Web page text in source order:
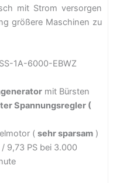
mit Strom versorgen
größere Maschinen zu
1A-6000-EBWZ
mit Bürsten
Spannungsregler (
( sehr sparsam)
9,73 PS bei 3.000